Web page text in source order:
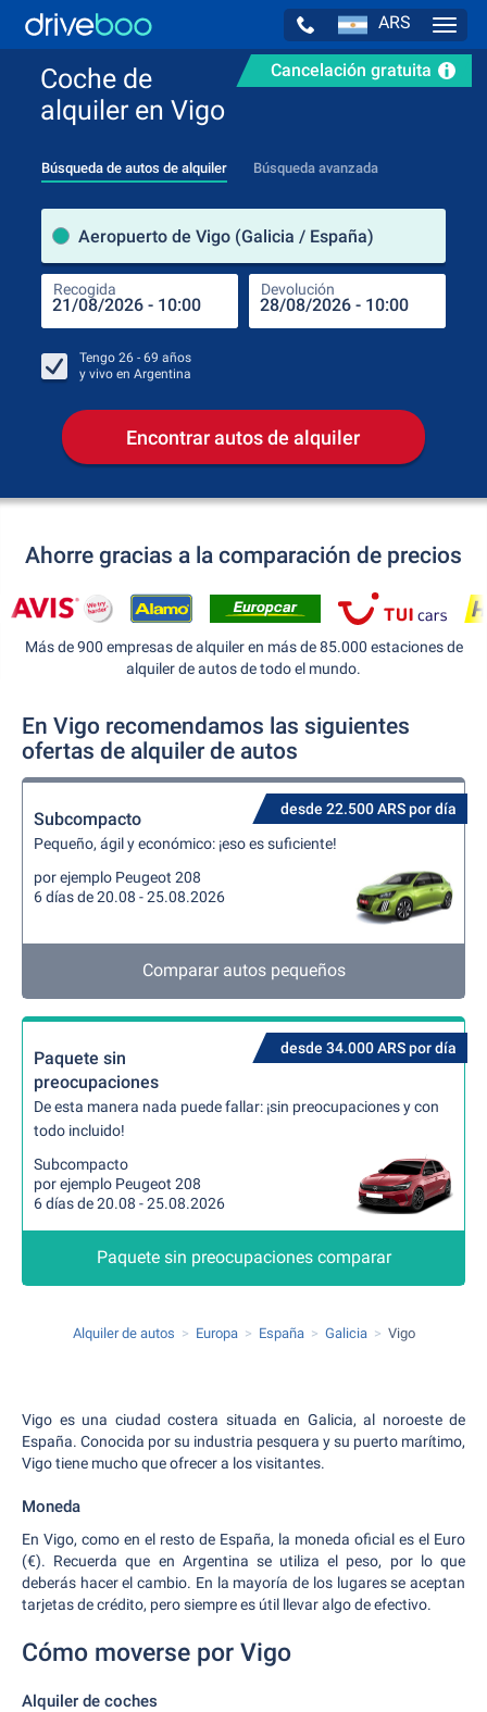
ARS
Cancelación gratuita
Coche de
alquiler en Vigo
Búsqueda de autos de alquiler Búsqueda avanzada
Aeropuerto de Vigo (Galicia / España)
Recogida Devolución
Tengo 26 - 69 años
y vivo en Argentina
Encontrar autos de alquiler
Ahorre gracias a la comparación de precios
Más de 900 empresas de alquiler en más de 85.000 estaciones de
alquiler de autos de todo el mundo.
En Vigo recomendamos las siguientes
ofertas de alquiler de autos
desde 22.500 ARS por día
Subcompacto
Pequeño, ágil y económico: ¡eso es suficiente!
por ejemplo Peugeot 208
6 días de 20.08 - 25.08.2026
Comparar autos pequeños
desde 34.000 ARS por día
Paquete sin
preocupaciones
De esta manera nada puede fallar: ¡sin preocupaciones y con
todo incluido!
Subcompacto
por ejemplo Peugeot 208
6 días de 20.08 - 25.08.2026
Paquete sin preocupaciones comparar
Alquiler de autos Europa España Galicia Vigo
Vigo es una ciudad costera situada en Galicia, al noroeste de
España. Conocida por su industria pesquera y su puerto marítimo,
Vigo tiene mucho que ofrecer a los visitantes.
Moneda
En Vigo, como en el resto de España, la moneda oficial es el Euro
(€). Recuerda que en Argentina se utiliza el peso, por lo que
deberás hacer el cambio. En la mayoría de los lugares se aceptan
tarjetas de crédito, pero siempre es útil llevar algo de efectivo.
Cómo moverse por Vigo
Alquiler de coches